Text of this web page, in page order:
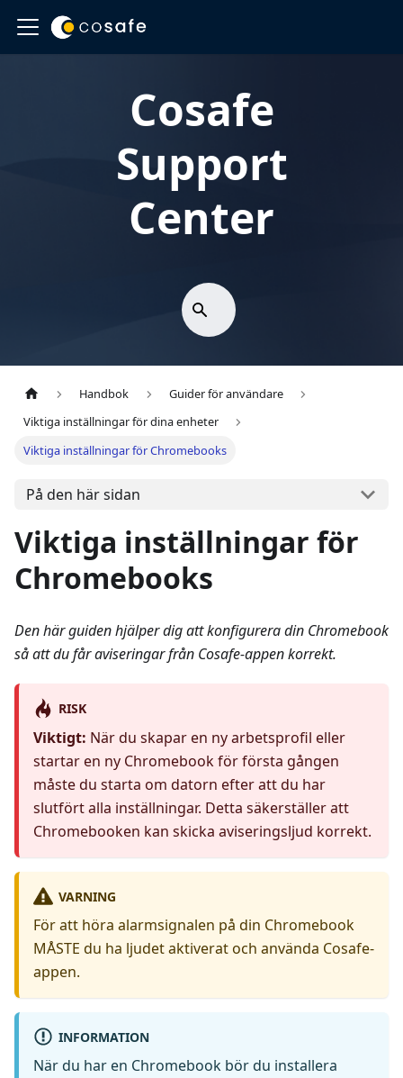
Cosafe
Support
Center
Handbok
Guider för användare
Viktiga inställningar för dina enheter
Viktiga inställningar för Chromebooks
På den här sidan
Viktiga inställningar för
Chromebooks
Den här guiden hjälper dig att konfigurera din Chromebook
så att du får aviseringar från Cosafe-appen korrekt.
RISK
Viktigt: När du skapar en ny arbetsprofil eller
startar en ny Chromebook för första gången
måste du starta om datorn efter att du har
slutfört alla inställningar. Detta säkerställer att
Chromebooken kan skicka aviseringsljud korrekt.
VARNING
För att höra alarmsignalen på din Chromebook
MÅSTE du ha ljudet aktiverat och använda Cosafe-
appen.
INFORMATION
När du har en Chromebook bör du installera